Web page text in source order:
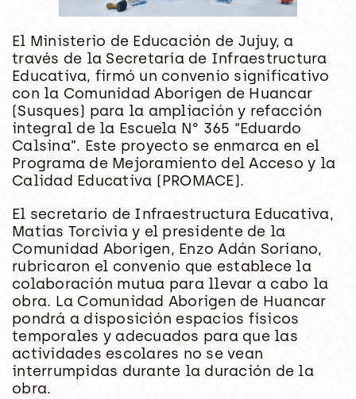
El Ministerio de Educación de Jujuy, a
través de la Secretaría de Infraestructura
Educativa, firmó un convenio significativo
con la Comunidad Aborigen de Huancar
(Susques) para la ampliación y refacción
integral de la Escuela N° 365 “Eduardo
Calsina”. Este proyecto se enmarca en el
Programa de Mejoramiento del Acceso y la
Calidad Educativa (PROMACE).
El secretario de Infraestructura Educativa,
Matías Torcivia y el presidente de la
Comunidad Aborigen, Enzo Adán Soriano,
rubricaron el convenio que establece la
colaboración mutua para llevar a cabo la
obra. La Comunidad Aborigen de Huancar
pondrá a disposición espacios físicos
temporales y adecuados para que las
actividades escolares no se vean
interrumpidas durante la duración de la
obra.